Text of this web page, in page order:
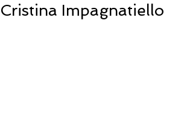
Cristina Impagnatiello